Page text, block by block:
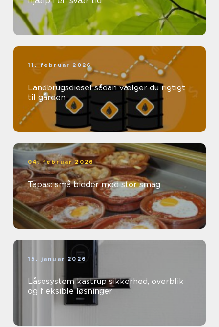
11. februar 2026
Landbrugsdiesel sådan vælger du rigtigt
til gården
04. februar 2026
Tapas: små bidder med stor smag
15. januar 2026
Låsesystem kastrup sikkerhed, overblik
og fleksible løsninger